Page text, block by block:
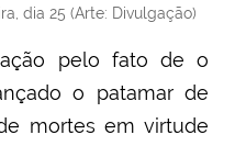
dia 25 (Arte: Divulgação)
pelo fato de o
o patamar de
mortes em virtude